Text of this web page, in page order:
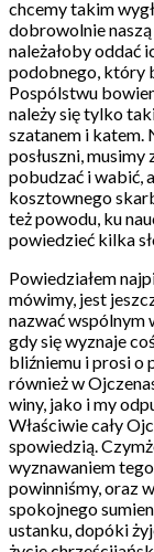
chcemy takim
dobrowolnie
należałoby oddać
podobnego, który
Pospólstwu
należy się tylko
szatanem i katem.
posłuszni, musimy
pobudzać i wabić,
kosztownego
też powodu, ku
powiedzieć kilka
Powiedziałem
mówimy, jest
nazwać wspólnym
gdy się wyznaje
bliźniemu i prosi o
również w
winy, jako i my
Właściwie cały
spowiedzią.
wyznawaniem
powinniśmy, oraz
spokojnego
ustanku, dopóki